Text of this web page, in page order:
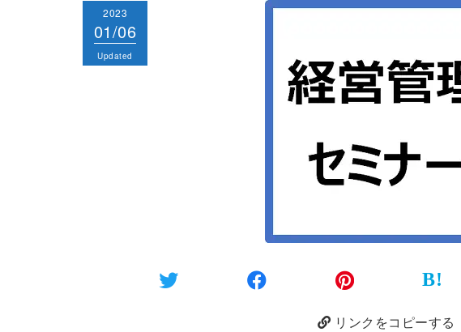
2023
01/06
Updated
2023
01/06
Published
B!
リンクをコピーする